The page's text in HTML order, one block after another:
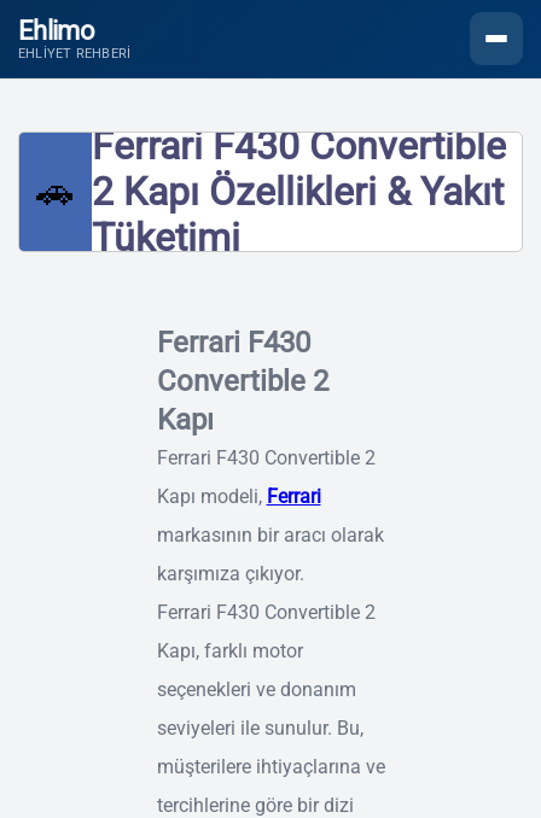
Ehlimo
EHLIYET REHBERI
🚗
Ferrari F430 Convertible
2 Kapı Özellikleri & Yakıt
Tüketimi
Ferrari F430
Convertible 2
Kapı
Ferrari F430 Convertible 2
Kapı modeli, Ferrari
markasının bir aracı olarak
karşımıza çıkıyor.
Ferrari F430 Convertible 2
Kapı, farklı motor
seçenekleri ve donanım
seviyeleri ile sunulur. Bu,
müşterilere ihtiyaçlarına ve
tercihlerine göre bir dizi